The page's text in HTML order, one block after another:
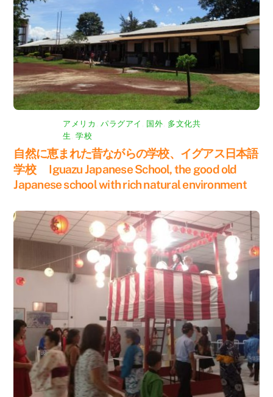
アメリカ パラグアイ 国外 多文化共
生 学校
自然に恵まれた昔ながらの学校、イグアス日本語
学校 Iguazu Japanese School, the good old
Japanese school with rich natural environment